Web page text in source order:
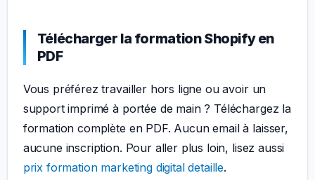
Télécharger la formation Shopify en
PDF
Vous préférez travailler hors ligne ou avoir un
support imprimé à portée de main ? Téléchargez la
formation complète en PDF. Aucun email à laisser,
aucune inscription. Pour aller plus loin, lisez aussi
prix formation marketing digital detaille.